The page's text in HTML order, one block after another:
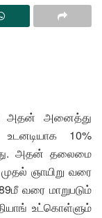
அதன் அனைத்து
10%
அதன் தலைமை
ஞாயிறு வரை
வரை மாறுபடும்
உட்கொள்ளும்